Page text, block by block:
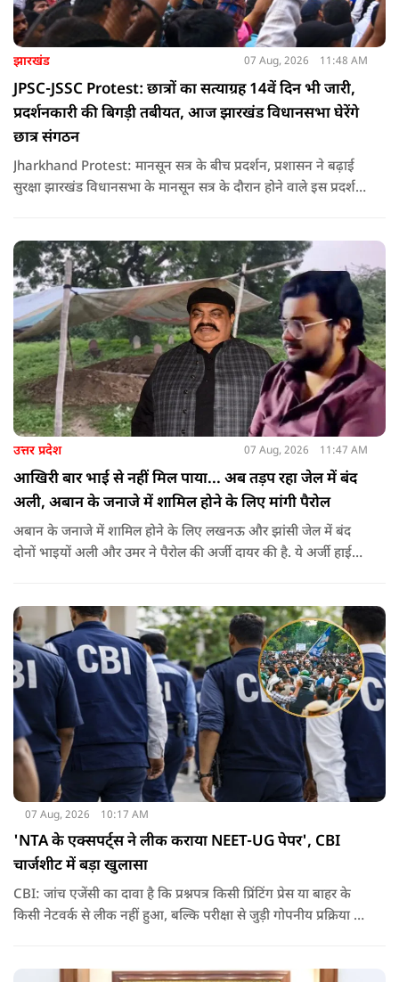
झारखंड 07 Aug, 2026 11:48 AM
JPSC-JSSC Protest: छात्रों का सत्याग्रह 14वें दिन भी जारी,
प्रदर्शनकारी की बिगड़ी तबीयत, आज झारखंड विधानसभा घेरेंगे
छात्र संगठन
Jharkhand Protest: मानसून सत्र के बीच प्रदर्शन, प्रशासन ने बढ़ाई
सुरक्षा झारखंड विधानसभा के मानसून सत्र के दौरान होने वाले इस प्रदर्शन
जनाधिकार महासभा के आह्वान पर आयोजित किया जा रहा है.
उत्तर प्रदेश 07 Aug, 2026 11:47 AM
आखिरी बार भाई से नहीं मिल पाया... अब तड़प रहा जेल में बंद
अली, अबान के जनाजे में शामिल होने के लिए मांगी पैरोल
अबान के जनाजे में शामिल होने के लिए लखनऊ और झांसी जेल में बंद
दोनों भाइयों अली और उमर ने पैरोल की अर्जी दायर की है. ये अर्जी हाई
07 Aug, 2026 10:17 AM
'NTA के एक्सपर्ट्स ने लीक कराया NEET-UG पेपर', CBI
चार्जशीट में बड़ा खुलासा
CBI: जांच एजेंसी का दावा है कि प्रश्नपत्र किसी प्रिंटिंग प्रेस या बाहर के
किसी नेटवर्क से लीक नहीं हुआ, बल्कि परीक्षा से जुड़ी गोपनीय प्रक्रिया में